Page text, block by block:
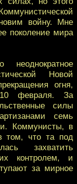
войну. Мне
поколение мира
неоднократное
Новой
огня,
февраля. За
силы
семь
Коммунисты, в
том, что та под
захватить
контролем, и
за мирное